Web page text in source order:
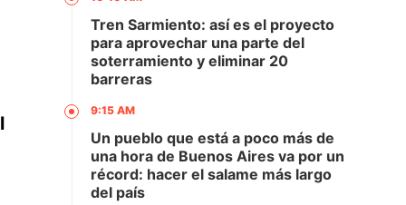
Tren Sarmiento: así es el proyecto
para aprovechar una parte del
soterramiento y eliminar 20
barreras
9:15 AM
Un pueblo que está a poco más de
una hora de Buenos Aires va por un
récord: hacer el salame más largo
del país